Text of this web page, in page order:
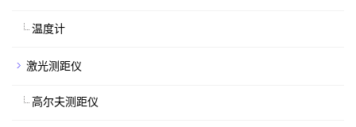
温度计
激光测距仪
高尔夫测距仪